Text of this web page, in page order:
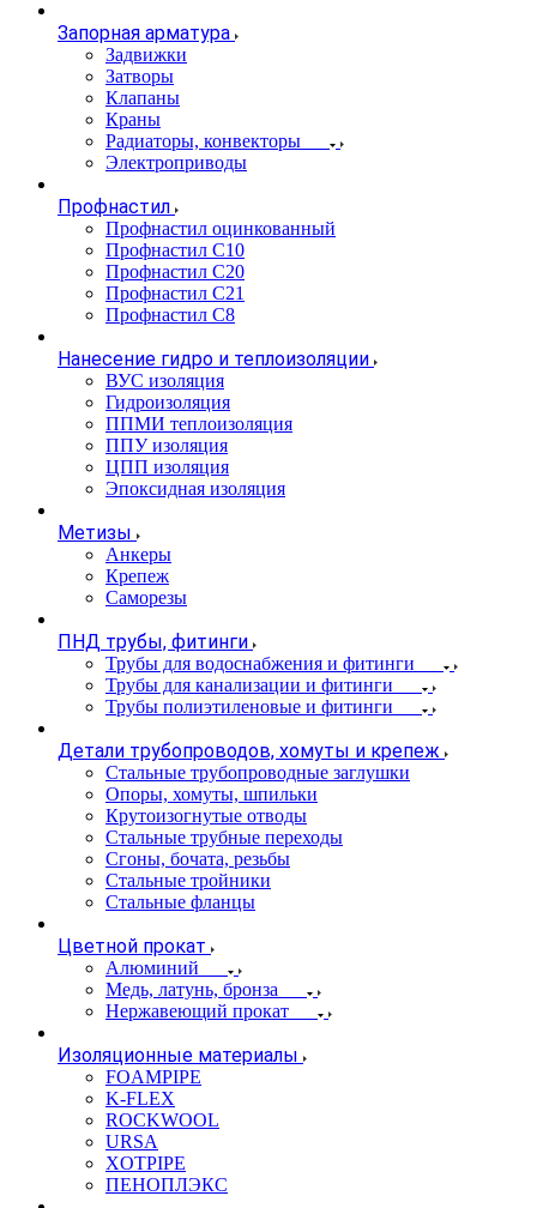
Запорная арматура
Задвижки
Затворы
Клапаны
Краны
Радиаторы, конвекторы
Электроприводы
Профнастил
Профнастил оцинкованный
Профнастил С10
Профнастил С20
Профнастил С21
Профнастил С8
Нанесение гидро и теплоизоляции
ВУС изоляция
Гидроизоляция
ППМИ теплоизоляция
ППУ изоляция
ЦПП изоляция
Эпоксидная изоляция
Метизы
Анкеры
Крепеж
Саморезы
ПНД трубы, фитинги
Трубы для водоснабжения и фитинги
Трубы для канализации и фитинги
Трубы полиэтиленовые и фитинги
Детали трубопроводов, хомуты и крепеж
Стальные трубопроводные заглушки
Опоры, хомуты, шпильки
Крутоизогнутые отводы
Стальные трубные переходы
Сгоны, бочата, резьбы
Стальные тройники
Стальные фланцы
Цветной прокат
Алюминий
Медь, латунь, бронза
Нержавеющий прокат
Изоляционные материалы
FOAMPIPE
K-FLEX
ROCKWOOL
URSA
XOTPIPE
ПЕНОПЛЭКС